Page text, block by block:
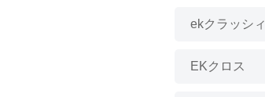
ekクラッシィ
EKクロス